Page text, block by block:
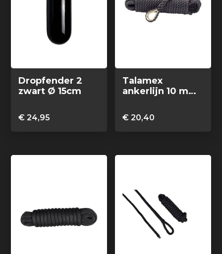
Dropfender 2
zwart Ø 15cm
€ 24,95
Talamex
ankerlijn 10 mm
polypropyleen
zwart
€ 20,40